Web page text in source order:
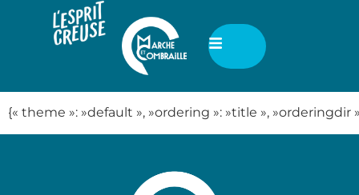
{« theme »: »default », »ordering »: »title », »orderingdir